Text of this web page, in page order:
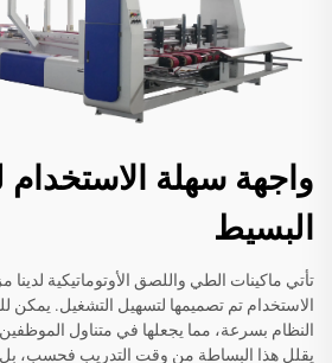
واجهة سهلة الاستخدام
البسيط
تأتي ماكينات الطي واللصق الأوتوماتيكية
الاستخدام تم تصميمها لتسهيل التشغيل. يمكن
النظام بسرعة، مما يجعلها في متناول
يقلل هذا البساطة من وقت التدريب فحسب، بل